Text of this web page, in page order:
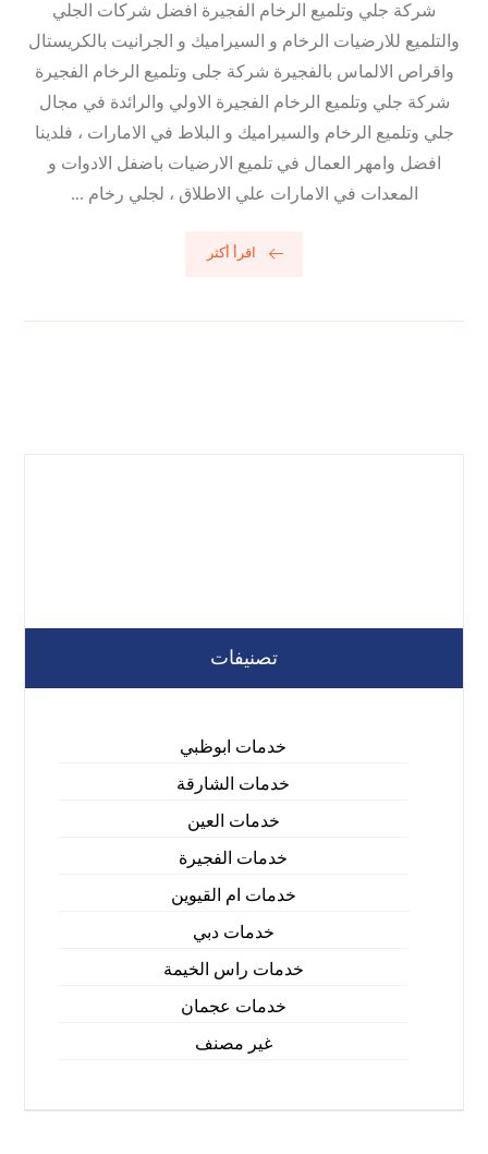
شركة جلي وتلميع الرخام الفجيرة افضل شركات الجلي
والتلميع للارضيات الرخام و السيراميك و الجرانيت بالكريستال
واقراص الالماس بالفجيرة شركة جلى وتلميع الرخام الفجيرة
شركة جلي وتلميع الرخام الفجيرة الاولي والرائدة في مجال
جلي وتلميع الرخام والسيراميك و البلاط في الامارات ، فلدينا
افضل وامهر العمال في تلميع الارضيات باضفل الادوات و
المعدات في الامارات علي الاطلاق ، لجلي رخام ...
اقرأ أكثر
تصنيفات
خدمات ابوظبي
خدمات الشارقة
خدمات العين
خدمات الفجيرة
خدمات ام القيوين
خدمات دبي
خدمات راس الخيمة
خدمات عجمان
غير مصنف